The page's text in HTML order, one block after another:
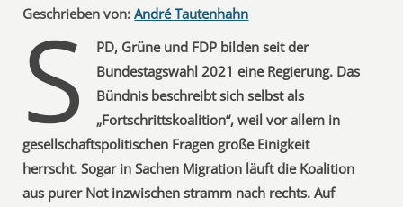
Geschrieben von: André Tautenhahn
S
PD, Grüne und FDP bilden seit der
Bundestagswahl 2021 eine Regierung. Das
Bündnis beschreibt sich selbst als
„Fortschrittskoalition“, weil vor allem in
gesellschaftspolitischen Fragen große Einigkeit
herrscht. Sogar in Sachen Migration läuft die Koalition
aus purer Not inzwischen stramm nach rechts. Auf